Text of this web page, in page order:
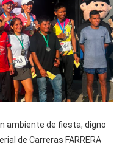
ambiente de fiesta, digno
de Carreras FARRERA